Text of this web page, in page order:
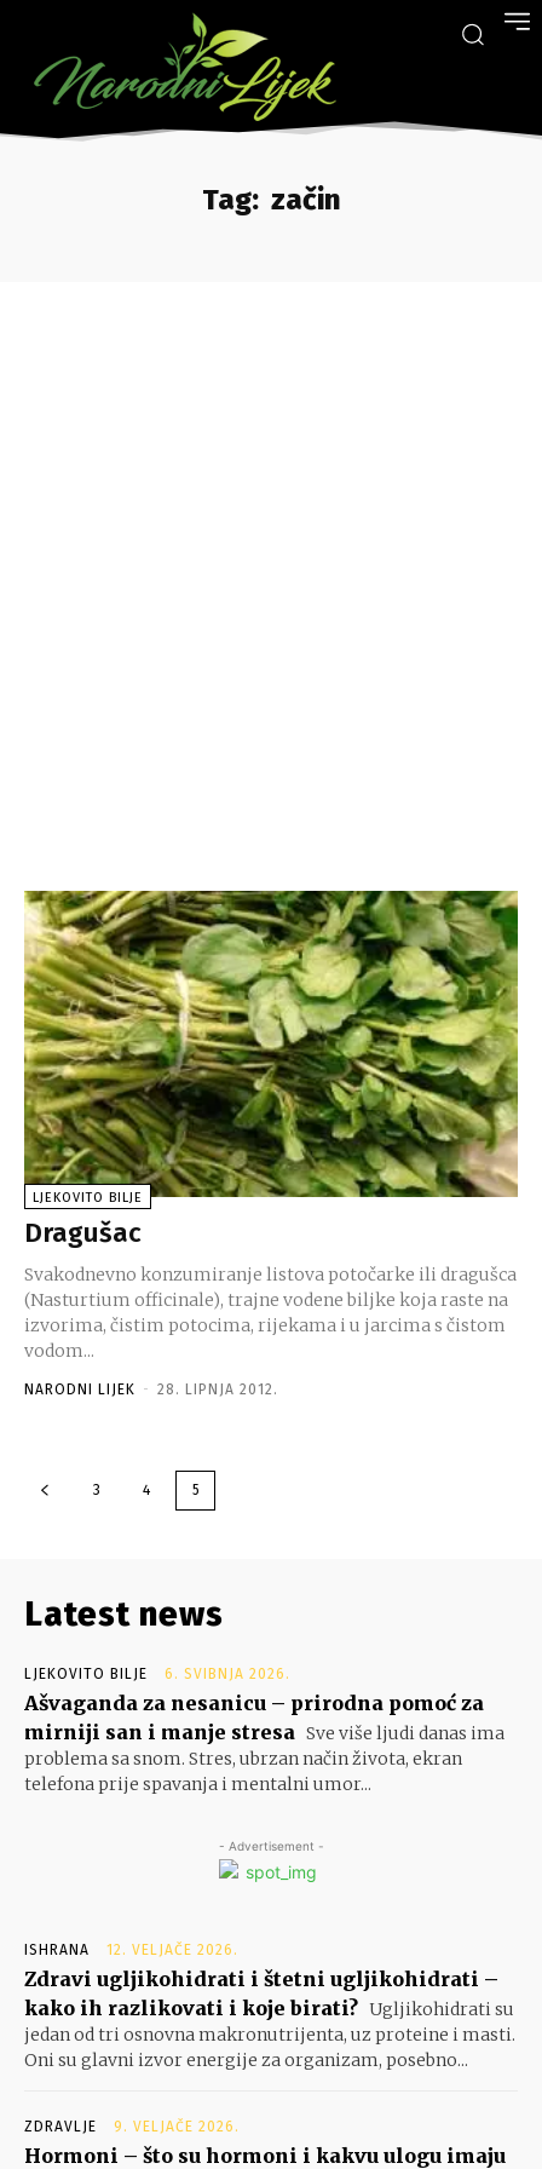
Tag: začin
LJEKOVITO BILJE
Dragušac
Svakodnevno konzumiranje listova potočarke ili dragušca
(Nasturtium officinale), trajne vodene biljke koja raste na
izvorima, čistim potocima, rijekama i u jarcima s čistom
vodom...
NARODNI LIJEK - 28. LIPNJA 2012.
3 4 5
Latest news
LJEKOVITO BILJE 6. SVIBNJA 2026.
Ašvaganda za nesanicu – prirodna pomoć za
mirniji san i manje stresa Sve više ljudi danas ima
problema sa snom. Stres, ubrzan način života, ekran
telefona prije spavanja i mentalni umor...
- Advertisement -
ISHRANA 12. VELJAČE 2026.
Zdravi ugljikohidrati i štetni ugljikohidrati –
kako ih razlikovati i koje birati? Ugljikohidrati su
jedan od tri osnovna makronutrijenta, uz proteine i masti.
Oni su glavni izvor energije za organizam, posebno...
ZDRAVLJE 9. VELJAČE 2026.
Hormoni – što su hormoni i kakvu ulogu imaju